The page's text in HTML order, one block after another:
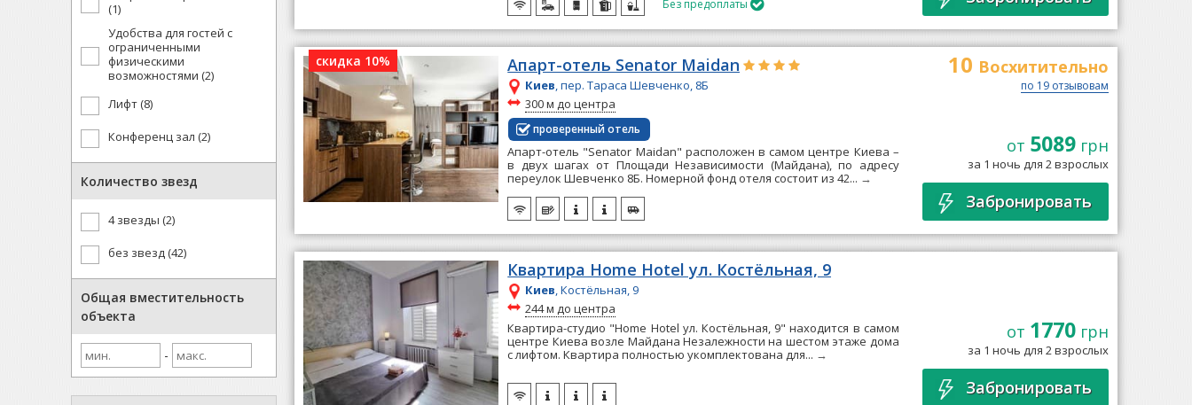
(1)
Удобства для гостей с
ограниченными
физическими
возможностями (2)
Лифт (8)
Конференц зал (2)
Количество звезд
4 звезды (2)
без звезд (42)
Общая вместительность
объекта
-
Без предоплаты
скидка 10% Апарт-отель Senator Maidan
Киев, пер. Тараса Шевченко, 8Б
~
300 м до центра
проверенный отель
Апарт-отель "Senator Maidan" расположен в самом центре Киева –
в двух шагах от Площади Независимости (Майдана), по адресу
переулок Шевченко 8Б. Номерной фонд отеля состоит из 42... →
10 Восхитительно
по 19 отзывовам
от 5089грн
за 1 ночь для 2 взрослых
Забронировать
Квартира Home Hotel ул. Костёльная, 9
Киев, Костёльная, 9
~
244 м до центра
Квартира-студио "Home Hotel ул. Костёльная, 9" находится в самом
центре Киева возле Майдана Незалежности на шестом этаже дома
с лифтом. Квартира полностью укомплектована для... →
от 1770грн
за 1 ночь для 2 взрослых
Забронировать